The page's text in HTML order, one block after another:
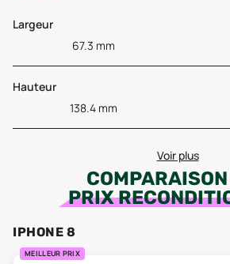
Largeur
67.3 mm
Hauteur
138.4 mm
Voir plus
PRIX
IPHONE 8
MEILLEUR PRIX